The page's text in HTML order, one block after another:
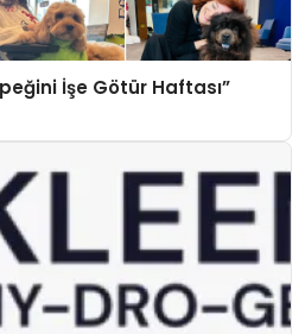
İşe Götür Haftası”